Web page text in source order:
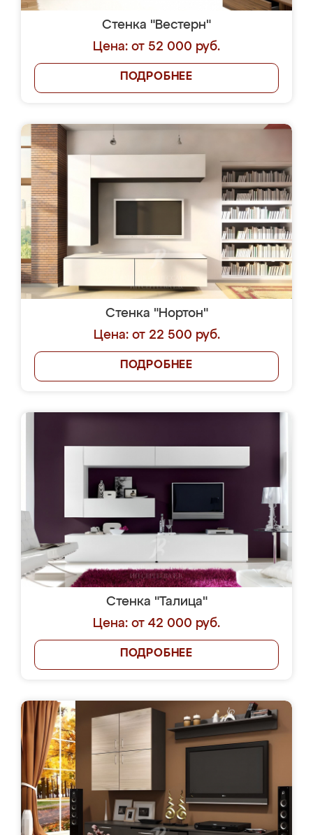
Стенка "Вестерн"
Цена: от 52 000 руб.
ПОДРОБНЕЕ
Стенка "Нортон"
Цена: от 22 500 руб.
ПОДРОБНЕЕ
Стенка "Талица"
Цена: от 42 000 руб.
ПОДРОБНЕЕ